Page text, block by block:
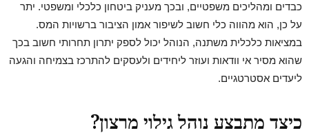
כבדים ומהליכים משפטיים, ובכך מעניק ביטחון כלכלי ומשפטי. יתר
על כן, הוא מהווה כלי חשוב לשיפור אמון הציבור ברשויות המס.
במציאות כלכלית משתנה, הנוהל יכול לספק יתרון תחרותי חשוב בכך
שהוא מסיר אי וודאות ועוזר ליחידים ולעסקים להתרכז בצמיחה והגעה
ליעדים אסטרטגיים.
כיצד מתבצע נוהל גילוי מרצון?